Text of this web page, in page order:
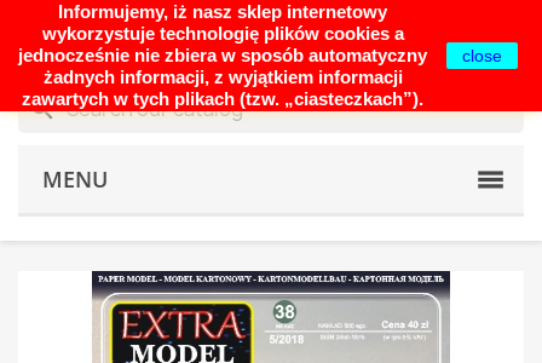
 
search
MENU
Informujemy, iż nasz sklep internetowy
wykorzystuje technologię plików cookies a
jednocześnie nie zbiera w sposób automatyczny
żadnych informacji, z wyjątkiem informacji
zawartych w tych plikach (tzw. „ciasteczkach”).
close